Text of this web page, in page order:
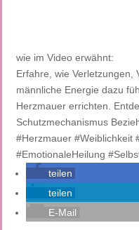
wie im Video erwähnt:
Erfahre, wie Verletzungen,
männliche Energie dazu
Herzmauer errichten.
Schutzmechanismus
#Herzmauer #Weiblichkeit
#EmotionaleHeilung
teilen
teilen
E-Mail